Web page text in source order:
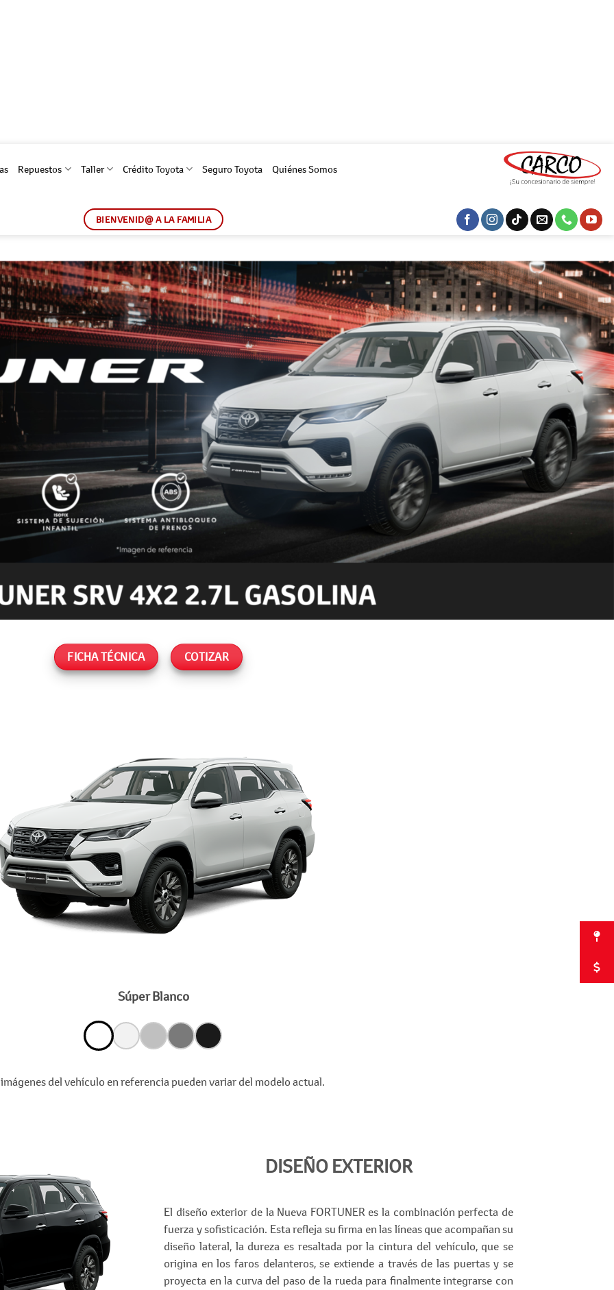
Repuestos Taller Crédito Toyota Seguro Toyota Quiénes Somos
BIENVENID@ A LA FAMILIA
FICHA TÉCNICA COTIZAR
Súper Blanco
del vehículo en referencia pueden variar del modelo actual.
DISEÑO EXTERIOR
El diseño exterior de la Nueva FORTUNER es la combinación perfecta de
fuerza y sofisticación. Esta refleja su firma en las líneas que acompañan su
diseño lateral, la dureza es resaltada por la cintura del vehículo, que se
origina en los faros delanteros, se extiende a través de las puertas y se
proyecta en la curva del paso de la rueda para finalmente integrarse con